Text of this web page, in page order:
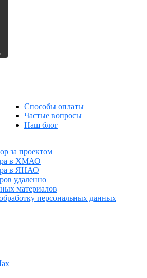
Способы оплаты
Частые вопросы
Наш блог
за проектом
в ХМАО
в ЯНАО
удаленно
материалов
персональных данных